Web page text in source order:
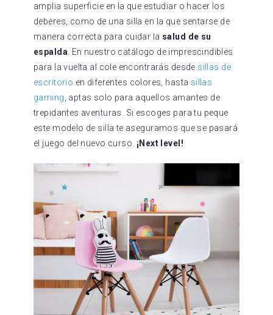
amplia superficie en la que estudiar o hacer los
deberes, como de una silla en la que sentarse de
manera correcta para cuidar la salud de su
espalda . En nuestro catálogo de imprescindibles
para la vuelta al cole encontrarás desde sillas de
escritorio en diferentes colores, hasta sillas
gaming , aptas solo para aquellos amantes de
trepidantes aventuras. Si escoges para tu peque
este modelo de silla te aseguramos que se pasará
el juego del nuevo curso. ¡Next level!